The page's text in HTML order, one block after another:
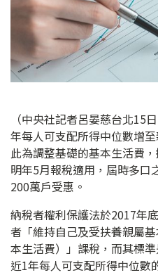
（中央社記者呂晏慈台北15
年每人可支配所得中位數增
此為調整基礎的基本生活費
明年5月報稅適用，屆時多口
200萬戶受惠。
納稅者權利保護法於2017年
者「維持自己及受扶養親屬
本生活費）」課稅，而其標
近1年每人可支配所得中位數